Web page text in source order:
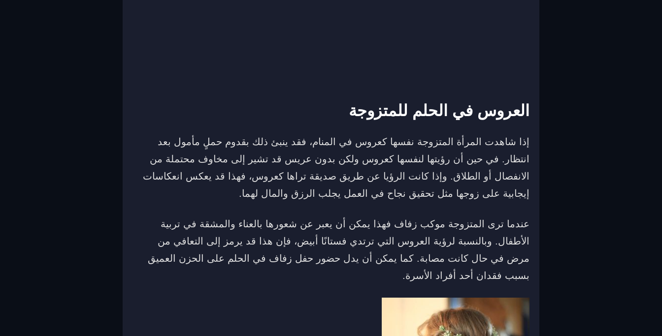
العروس في الحلم للمتزوجة
إذا شاهدت المرأة المتزوجة نفسها كعروس في المنام، فقد ينبئ ذلك بقدوم حملٍ مأمول بعد
انتظار. في حين أن رؤيتها لنفسها كعروس ولكن بدون عريس قد تشير إلى مخاوف محتملة من
الانفصال أو الطلاق. وإذا كانت الرؤيا عن طريق صديقة تراها كعروس، فهذا قد يعكس انعكاسات
إيجابية على زوجها مثل تحقيق نجاح في العمل يجلب الرزق والمال لهما.
عندما ترى المتزوجة موكب زفاف فهذا يمكن أن يعبر عن شعورها بالعناء والمشقة في تربية
الأطفال. وبالنسبة لرؤية العروس التي ترتدي فستانًا أبيض، فإن هذا قد يرمز إلى التعافي من
مرض في حال كانت مصابة. كما يمكن أن يدل حضور حفل زفاف في الحلم على الحزن العميق
بسبب فقدان أحد أفراد الأسرة.